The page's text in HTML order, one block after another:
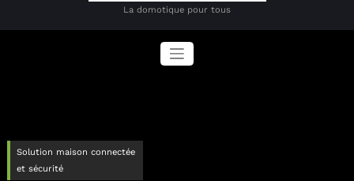
La domotique pour tous
Solution maison connectée
et sécurité